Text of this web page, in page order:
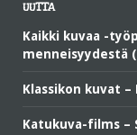
UUTTA
Kaikki kuvaa -
menneisyydestä
Klassikon kuvat
Katukuva-films –